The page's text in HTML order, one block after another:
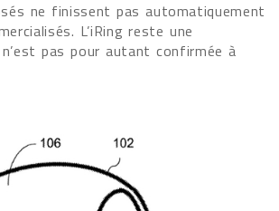
ne finissent pas automatiquement
L’iRing reste une
pas pour autant confirmée à